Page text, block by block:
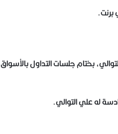
بختام جلسات التداول بالأسواق
له علي التوالي.